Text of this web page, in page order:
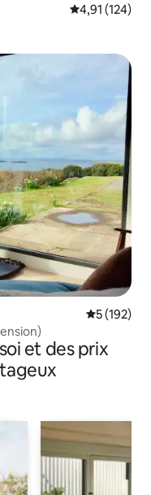
Note
4,91 (124)
aimés
Note
5 (192)
et des prix